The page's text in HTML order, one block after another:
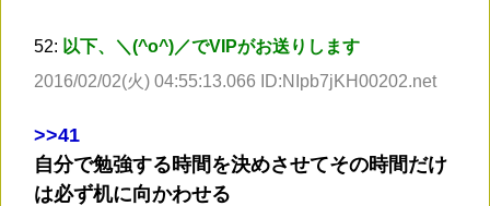
52: 以下、＼(^o^)／でVIPがお送りします
2016/02/02(火) 04:55:13.066 ID:NIpb7jKH00202.net
>>41
自分で勉強する時間を決めさせてその時間だけ
は必ず机に向かわせる